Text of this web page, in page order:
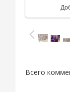
Всего